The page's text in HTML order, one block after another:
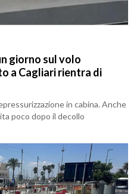
giorno sul volo
a Cagliari rientra di
in cabina. Anche
poco dopo il decollo